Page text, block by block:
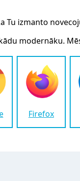
Tu izmanto
modernāku.
Firefox